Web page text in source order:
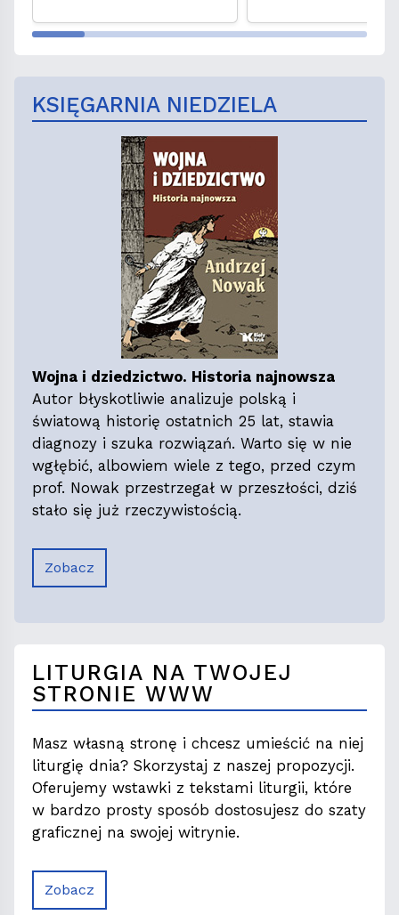
codzienność
Hiroszimy i
KSIĘGARNIA NIEDZIELA
Wojna i dziedzictwo. Historia najnowsza
Autor błyskotliwie analizuje polską i
światową historię ostatnich 25 lat, stawia
diagnozy i szuka rozwiązań. Warto się w nie
wgłębić, albowiem wiele z tego, przed czym
prof. Nowak przestrzegał w przeszłości, dziś
stało się już rzeczywistością.
Zobacz
LITURGIA NA TWOJEJ
STRONIE WWW
Masz własną stronę i chcesz umieścić na niej
liturgię dnia? Skorzystaj z naszej propozycji.
Oferujemy wstawki z tekstami liturgii, które
w bardzo prosty sposób dostosujesz do szaty
graficznej na swojej witrynie.
Zobacz